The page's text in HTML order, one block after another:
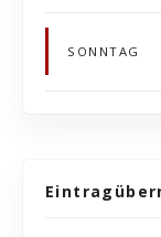
SONNTAG